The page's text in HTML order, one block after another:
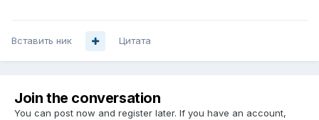
Вставить ник Цитата
Join the conversation
You can post now and register later. If you have an account,